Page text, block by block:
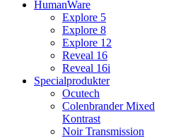
HumanWare
Explore 5
Explore 8
Explore 12
Reveal 16
Reveal 16i
Specialprodukter
Ocutech
Colenbrander Mixed
Kontrast
Noir Transmission